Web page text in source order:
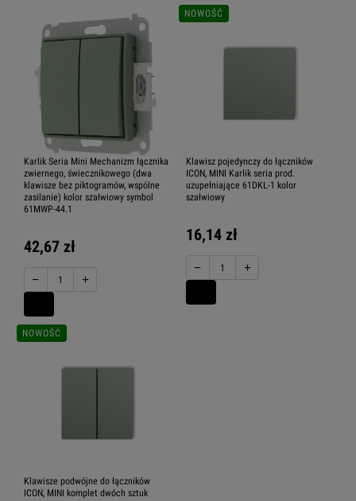
Karlik Seria Mini Mechanizm łącznika
zwiernego, świecznikowego (dwa
klawisze bez piktogramów, wspólne
zasilanie) kolor szałwiowy symbol
61MWP-44.1
42,67 zł
− +
Klawisz pojedynczy do łączników
ICON, MINI Karlik seria prod.
uzupełniające 61DKL-1 kolor
szałwiowy
16,14 zł
− +
NOWOŚĆ
Klawisze podwójne do łączników
ICON, MINI komplet dwóch sztuk
NOWOŚĆ